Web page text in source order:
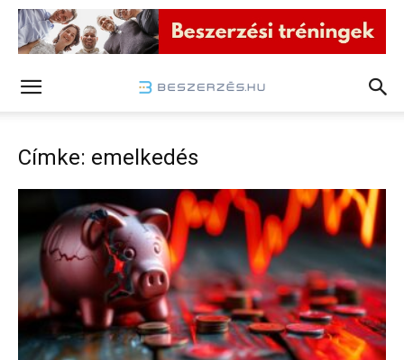
Címke: emelkedés